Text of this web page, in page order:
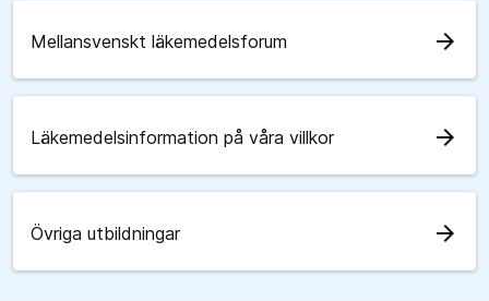
Mellansvenskt läkemedelsforum arrow_forward
Läkemedelsinformation på våra villkor arrow_forward
Övriga utbildningar arrow_forward